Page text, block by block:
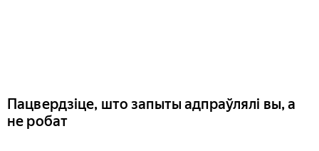
Пацвердзіце, што запыты адпраўлялі вы, а
не робат